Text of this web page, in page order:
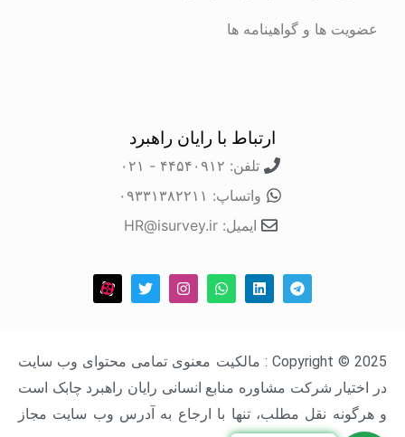
عضویت ها و گواهینامه ها
ارتباط با رایان راهبرد
تلفن: ۴۴۵۴۰۹۱۲ - ۰۲۱
واتساپ: ۰۹۳۳۱۳۸۲۲۱۱
ایمیل: HR@isurvey.ir
Copyright © 2025 : مالکیت معنوی تمامی محتوای وب سایت
در اختیار شرکت مشاوره منابع انسانی رایان راهبرد چابک است
و هرگونه نقل مطلب، تنها با ارجاع به آدرس وب سایت مجاز